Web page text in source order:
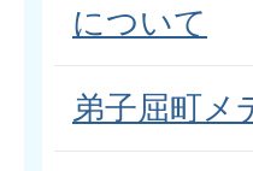
について
弟子屈町メ